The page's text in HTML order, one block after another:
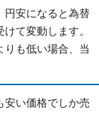
円安になると為替
て変動します。
りも低い場合、当
安い価格でしか売